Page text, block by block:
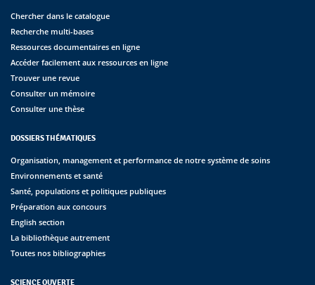
Chercher dans le catalogue
Recherche multi-bases
Ressources documentaires en ligne
Accéder facilement aux ressources en ligne
Trouver une revue
Consulter un mémoire
Consulter une thèse
DOSSIERS THÉMATIQUES
Organisation, management et performance de notre système de soins
Environnements et santé
Santé, populations et politiques publiques
Préparation aux concours
English section
La bibliothèque autrement
Toutes nos bibliographies
SCIENCE OUVERTE